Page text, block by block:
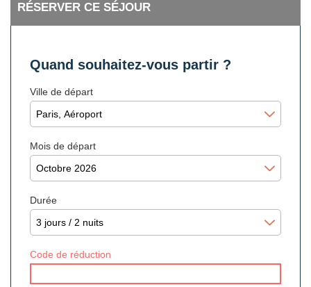
RÉSERVER CE SÉJOUR
Quand souhaitez-vous partir ?
Ville de départ
Mois de départ
Durée
Code de réduction